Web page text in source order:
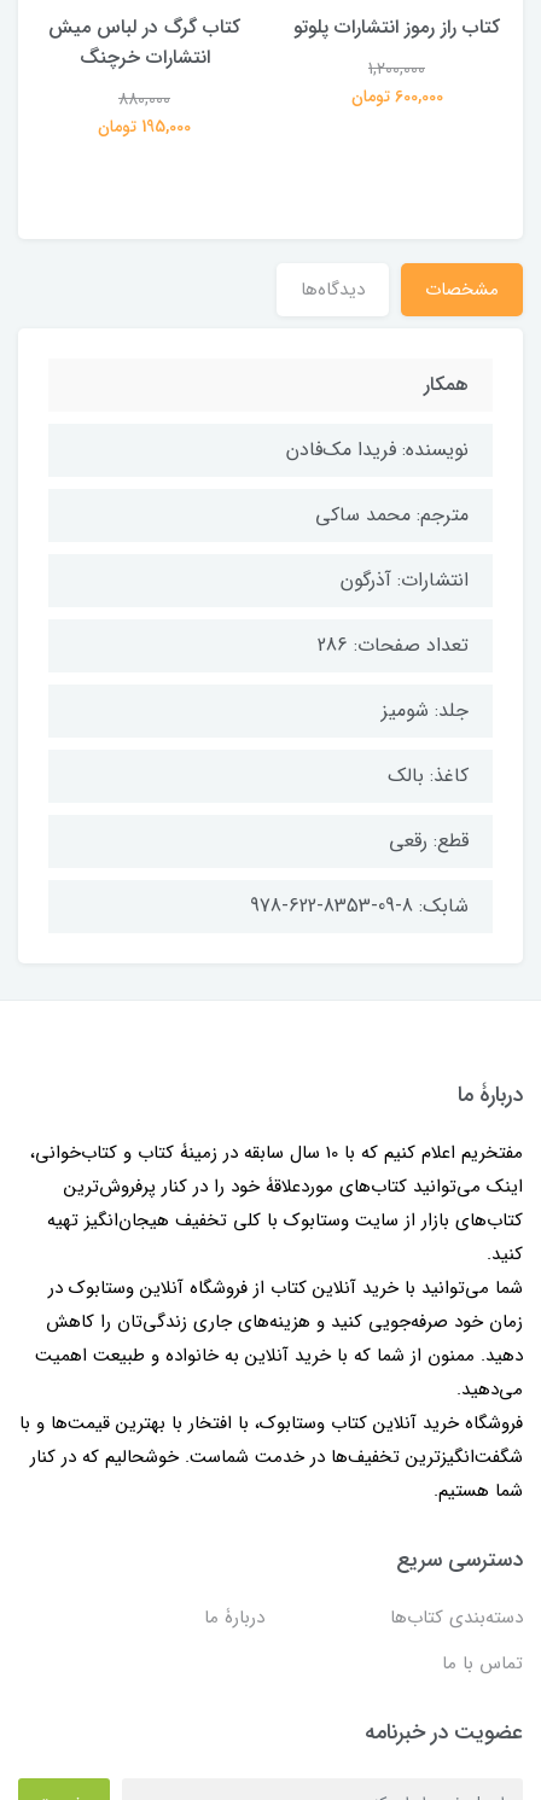
کتاب راز رموز انتشارات پلوتو
1,200,000
600,000 تومان
کتاب گرگ در لباس میش
انتشارات خرچنگ
880,000
195,000 تومان
مشخصات دیدگاه‌ها
همکار
نویسنده: فریدا مک‌فادن
مترجم: محمد ساکی
انتشارات: آذرگون
تعداد صفحات: 286
جلد: شومیز
کاغذ: بالک
قطع: رقعی
شابک: 8-09-8353-622-978
دربارۀ ما
مفتخریم اعلام کنیم که با 10 سال سابقه در زمینۀ کتاب و کتاب‌خوانی،
اینک می‌توانید کتاب‌های موردعلاقۀ خود را در کنار پرفروش‌ترین
کتاب‌های بازار از سایت وستابوک با کلی تخفیف هیجان‌انگیز تهیه
کنید.
شما می‌توانید با خرید آنلاین کتاب از فروشگاه آنلاین وستابوک در
زمان خود صرفه‌جویی کنید و هزینه‌های جاری زندگی‌تان را کاهش
دهید. ممنون از شما که با خرید آنلاین به خانواده و طبیعت اهمیت
می‌دهید.
فروشگاه خرید آنلاین کتاب وستابوک، با افتخار با بهترین قیمت‌ها و با
شگفت‌انگیزترین تخفیف‌ها در خدمت شماست. خوشحالیم که در کنار
شما هستیم.
دسترسی سریع
دسته‌بندی کتاب‌ها
دربارۀ ما
تماس با ما
عضویت در خبرنامه